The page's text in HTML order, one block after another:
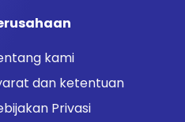
kami
dan ketentuan
Privasi